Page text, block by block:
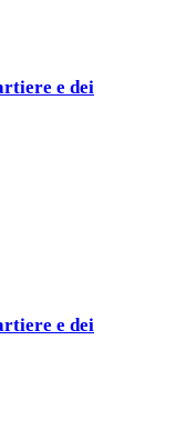
e dei
e dei